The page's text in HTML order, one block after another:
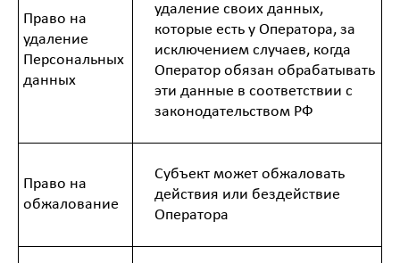
Право на
удаление
Персональных
данных
удаление своих данных,
которые есть у Оператора, за
исключением случаев, когда
Оператор обязан обрабатывать
эти данные в соответствии с
законодательством РФ
Право на
обжалование
Субъект может обжаловать
действия или бездействие
Оператора